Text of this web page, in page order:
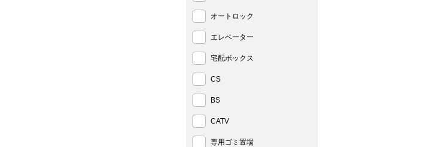
オートロック
エレベーター
宅配ボックス
CS
BS
CATV
専用ゴミ置場